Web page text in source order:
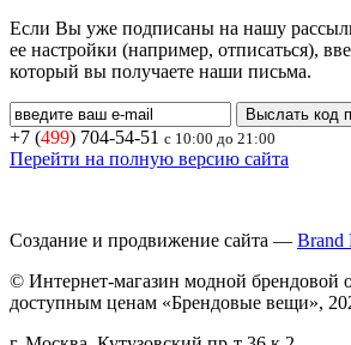
Если Вы уже подписаны на нашу
ее настройки (например, отписаться),
который вы получаете наши письма.
+7 (499) 704-54-51 с 10:00 до 21:00
Перейти на полную версию сайта
Создание и продвижение сайта — Brand
© Интернет-магазин модной брендовой
доступным ценам «Брендовые вещи»,